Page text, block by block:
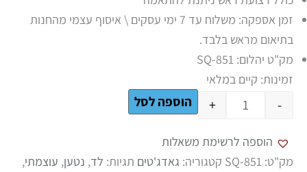
זמן אספקה: משלוח עד 7 ימי עסקים \ איסוף עצמי מהחנות
בתיאום מראש בלבד.
מק"ט יהלום: SQ-851
זמינות: קיים במלאי
-
+ הוספה לסל
הוספה לרשימת משאלות
מק"ט: SQ-851 קטגוריה: גאדג'טים תגיות: לד, נטען, עוצמתי,